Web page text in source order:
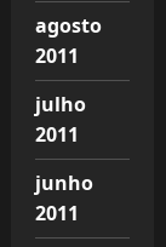
agosto
2011
julho
2011
junho
2011